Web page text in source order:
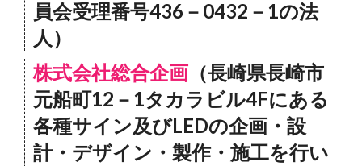
員会受理番号436－0432－1の法
人）
株式会社総合企画 （長崎県長崎市
元船町12－1タカラビル4Fにある
各種サイン及びLEDの企画・設
計・デザイン・製作・施工を行い